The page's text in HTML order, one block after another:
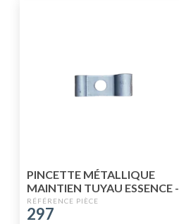
PINCETTE MÉTALLIQUE
MAINTIEN TUYAU ESSENCE -
TUYAU FREIN
297